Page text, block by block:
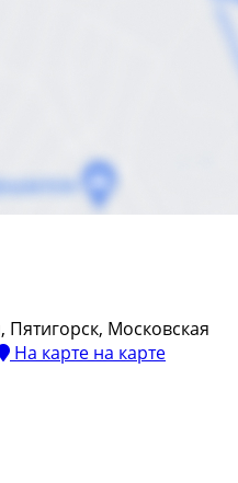
Пятигорск, Московская
На карте на карте